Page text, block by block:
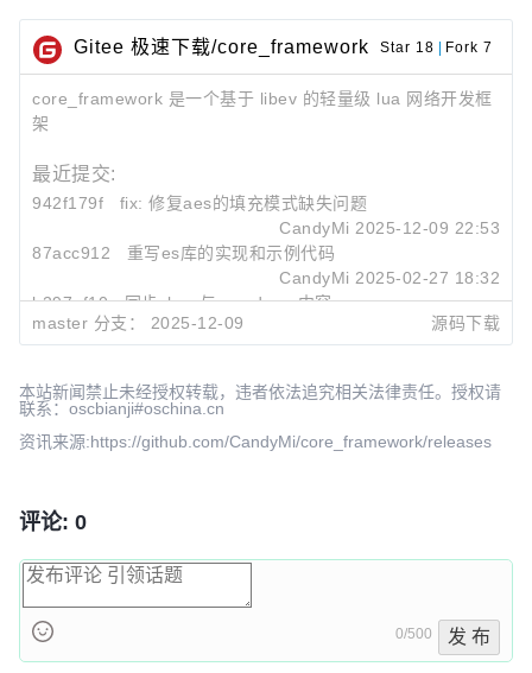
Gitee 极速下载/core_framework Star 18 Fork 7
core_framework 是一个基于 libev 的轻量级 lua 网络开发框
架
最近提交:
942f179f
fix: 修复aes的填充模式缺失问题
CandyMi 2025-12-09 22:53
87acc912
重写es库的实现和示例代码
CandyMi 2025-02-27 18:32
b297ef10
同步class与var_dump内容
2025-02-27 16:55
master 分支： 2025-12-09 源码下载
本站新闻禁止未经授权转载，违者依法追究相关法律责任。授权请
联系：oscbianji#oschina.cn
资讯来源:https://github.com/CandyMi/core_framework/releases
评论: 0
0/500 发 布